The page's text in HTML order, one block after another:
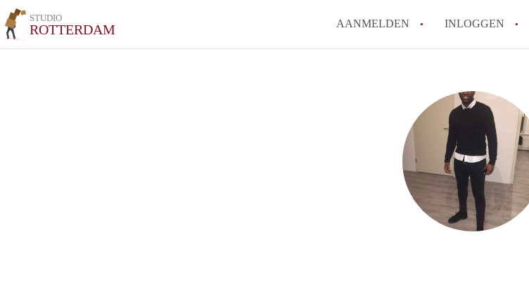
STUDIO
ROTTERDAM AANMELDEN INLOGGEN
Wat
Wat
Is
in
Alle